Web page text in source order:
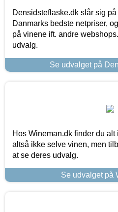
Densidsteflaske.dk slår sig
Danmarks bedste netpriser,
på vinene ift. andre
udvalg.
Se udvalget på
Hos Wineman.dk finder du
altså ikke selve vinen, men
at se deres udvalg.
Se udvalget på